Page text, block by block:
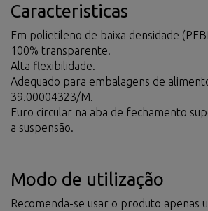
Caracteristicas
Em polietileno de baixa densidade
100% transparente.
Alta flexibilidade.
Adequado para embalagens de
39.00004323/M.
Furo circular na aba de fechamento
a suspensão.
Modo de utilização
Recomenda-se usar o produto apenas